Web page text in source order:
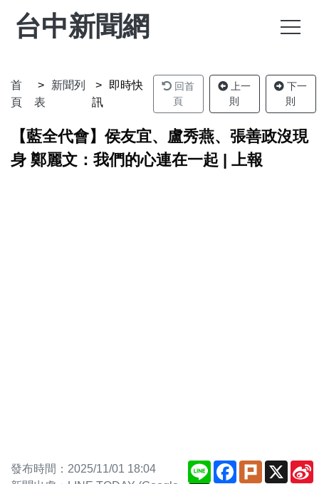
台中新聞網
首
頁
新聞列
表
即時快
訊
回首
頁
上一
則
下一
則
【藍全代會】侯友宜、盧秀燕、張善政沒現
身 鄭麗文：我們的心連在一起 | 上報
發布時間：2025/11/01 18:04
Line Facebook
PlurkX